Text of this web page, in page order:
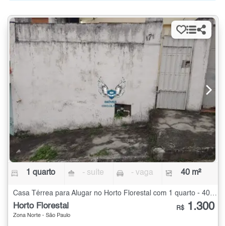
1 quarto - suíte - vaga 40 m²
Casa Térrea para Alugar no Horto Florestal com 1 quarto - 40 m²
Horto Florestal
Zona Norte - São Paulo
R$ 1.300